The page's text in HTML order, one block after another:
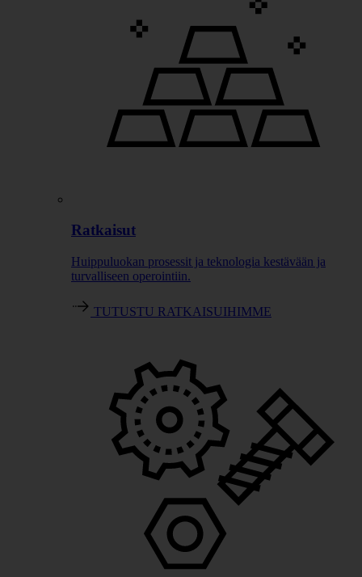
Ratkaisut
Huippuluokan prosessit ja teknologia kestävään ja
turvalliseen operointiin.
TUTUSTU RATKAISUIHIMME